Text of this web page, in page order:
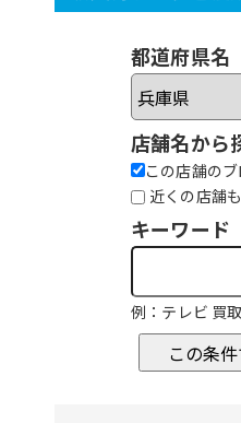
都道府県名
店舗名から
この店舗の
近くの店舗
キーワード
例：テレビ 買取
この条